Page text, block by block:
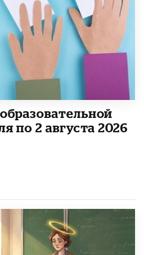
по 2 августа 2026